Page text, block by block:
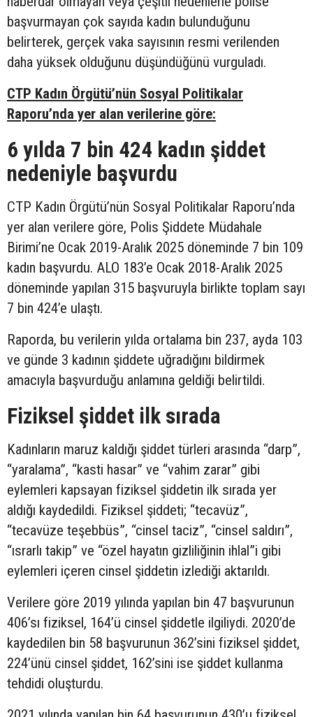
başvurmayan çok sayıda kadın bulunduğunu
belirterek, gerçek vaka sayısının resmi verilenden
daha yüksek olduğunu düşündüğünü vurguladı.
CTP Kadın Örgütü’nün Sosyal Politikalar
Raporu’nda yer alan verilerine göre:
6 yılda 7 bin 424 kadın şiddet
nedeniyle başvurdu
CTP Kadın Örgütü’nün Sosyal Politikalar Raporu’nda
yer alan verilere göre, Polis Şiddete Müdahale
Birimi’ne Ocak 2019-Aralık 2025 döneminde 7 bin 109
kadın başvurdu. ALO 183’e Ocak 2018-Aralık 2025
döneminde yapılan 315 başvuruyla birlikte toplam sayı
7 bin 424’e ulaştı.
Raporda, bu verilerin yılda ortalama bin 237, ayda 103
ve günde 3 kadının şiddete uğradığını bildirmek
amacıyla başvurduğu anlamına geldiği belirtildi.
Fiziksel şiddet ilk sırada
Kadınların maruz kaldığı şiddet türleri arasında “darp”,
“yaralama”, “kasti hasar” ve “vahim zarar” gibi
eylemleri kapsayan fiziksel şiddetin ilk sırada yer
aldığı kaydedildi. Fiziksel şiddeti; “tecavüz”,
“tecavüze teşebbüs”, “cinsel taciz”, “cinsel saldırı”,
“ısrarlı takip” ve “özel hayatın gizliliğinin ihlal”i gibi
eylemleri içeren cinsel şiddetin izlediği aktarıldı.
Verilere göre 2019 yılında yapılan bin 47 başvurunun
406’sı fiziksel, 164’ü cinsel şiddetle ilgiliydi. 2020’de
kaydedilen bin 58 başvurunun 362’sini fiziksel şiddet,
224’ünü cinsel şiddet, 162’sini ise şiddet kullanma
tehdidi oluşturdu.